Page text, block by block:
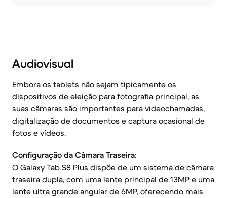
Audiovisual
Embora os tablets não sejam tipicamente os
dispositivos de eleição para fotografia principal, as
suas câmaras são importantes para videochamadas,
digitalização de documentos e captura ocasional de
fotos e vídeos.
Configuração da Câmara Traseira:
O Galaxy Tab S8 Plus dispõe de um sistema de câmara
traseira dupla, com uma lente principal de 13MP e uma
lente ultra grande angular de 6MP, oferecendo mais